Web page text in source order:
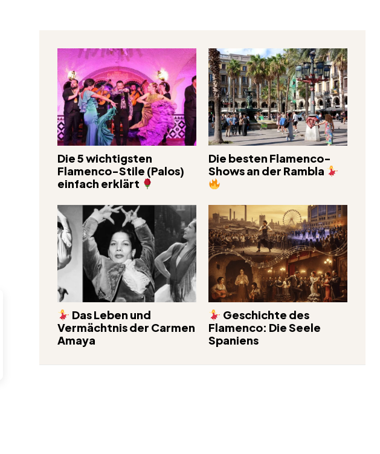
Die 5 wichtigsten
Flamenco-Stile (Palos)
einfach erklärt
Die besten Flamenco-
Shows an der Rambla
Das Leben und
Vermächtnis der Carmen
Amaya
Geschichte des
Flamenco: Die Seele
Spaniens